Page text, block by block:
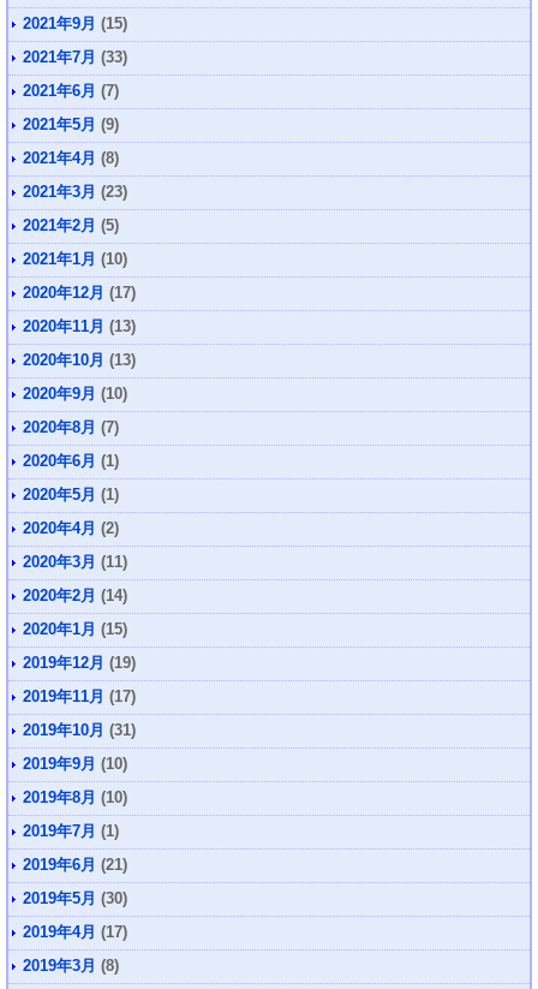
2021年9月 (15)
2021年7月 (33)
2021年6月 (7)
2021年5月 (9)
2021年4月 (8)
2021年3月 (23)
2021年2月 (5)
2021年1月 (10)
2020年12月 (17)
2020年11月 (13)
2020年10月 (13)
2020年9月 (10)
2020年8月 (7)
2020年6月 (1)
2020年5月 (1)
2020年4月 (2)
2020年3月 (11)
2020年2月 (14)
2020年1月 (15)
2019年12月 (19)
2019年11月 (17)
2019年10月 (31)
2019年9月 (10)
2019年8月 (10)
2019年7月 (1)
2019年6月 (21)
2019年5月 (30)
2019年4月 (17)
2019年3月 (8)